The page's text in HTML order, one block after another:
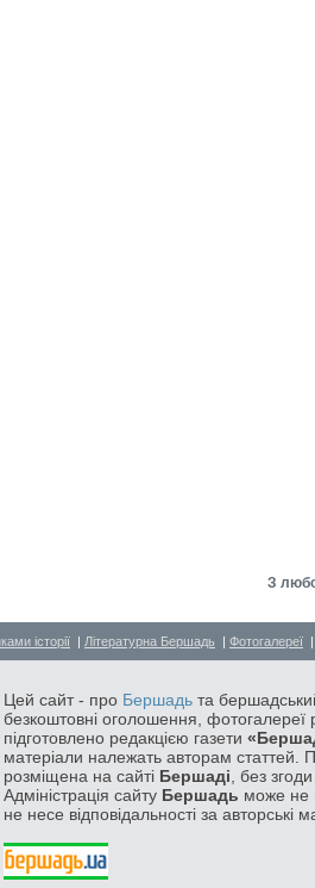
З
історії | Літературна Бершадь | Фотогалереї
Цей сайт - про Бершадь та
безкоштовні оголошення, фотогалереї
підготовлено редакцією газети
матеріали належать авторам статтей.
розміщена на сайті Бершаді , без
Адміністрація сайту Бершадь може не
не несе відповідальності за авторські